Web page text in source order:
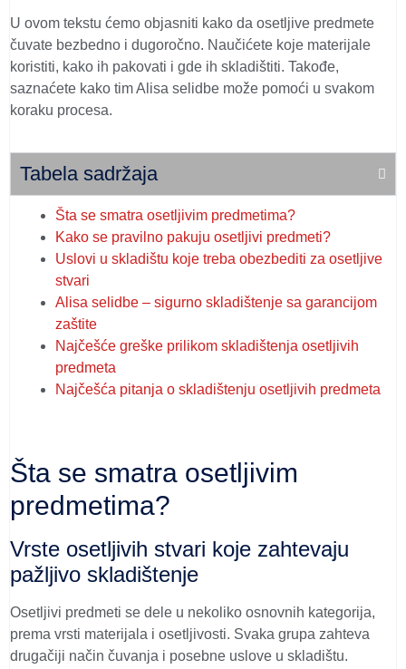
U ovom tekstu ćemo objasniti kako da osetljive predmete
čuvate bezbedno i dugoročno. Naučićete koje materijale
koristiti, kako ih pakovati i gde ih skladištiti. Takođe,
saznaćete kako tim Alisa selidbe može pomoći u svakom
koraku procesa.
Tabela sadržaja
Šta se smatra osetljivim predmetima?
Kako se pravilno pakuju osetljivi predmeti?
Uslovi u skladištu koje treba obezbediti za osetljive
stvari
Alisa selidbe – sigurno skladištenje sa garancijom
zaštite
Najčešće greške prilikom skladištenja osetljivih
predmeta
Najčešća pitanja o skladištenju osetljivih predmeta
Šta se smatra osetljivim
predmetima?
Vrste osetljivih stvari koje zahtevaju
pažljivo skladištenje
Osetljivi predmeti se dele u nekoliko osnovnih kategorija,
prema vrsti materijala i osetljivosti. Svaka grupa zahteva
drugačiji način čuvanja i posebne uslove u skladištu.